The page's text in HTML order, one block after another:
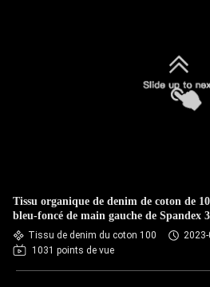
Tissu organique de denim de coton de
bleu-foncé de main gauche de Spandex
Tissu de denim du coton 100
2023-
1031 points de vue